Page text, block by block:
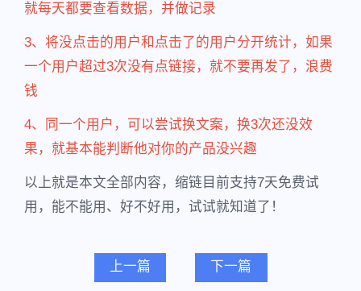
就每天都要查看数据，并做记录
3、将没点击的用户和点击了的用户分开统计，如果
一个用户超过3次没有点链接，就不要再发了，浪费
钱
4、同一个用户，可以尝试换文案，换3次还没效
果，就基本能判断他对你的产品没兴趣
以上就是本文全部内容，缩链目前支持7天免费试
用，能不能用、好不好用，试试就知道了！
上一篇 下一篇